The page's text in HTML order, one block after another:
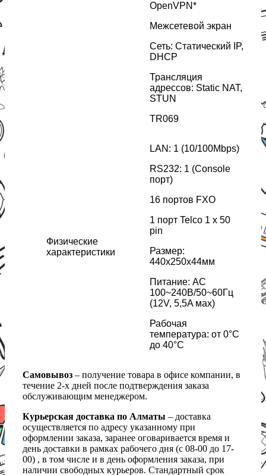
OpenVPN*
Межсетевой экран
Сеть: Статический IP,
DHCP
Трансляция
адресcов: Static NAT,
STUN
TR069
Физические
характеристики
LAN: 1 (10/100Mbps)
RS232: 1 (Console
порт)
16 портов FXO
1 порт Telco 1 x 50
pin
Размер:
440х250x44мм
Питание: AC
100~240В/50~60Гц
(12V, 5,5A мах)
Рабочая
температура: от 0°C
до 40°C
Самовывоз – получение товара в офисе компании, в
течение 2-х дней после подтверждения заказа
обслуживающим менеджером.
Курьерская доставка по Алматы – доставка
осуществляется по адресу указанному при
оформлении заказа, заранее оговаривается время и
день доставки в рамках рабочего дня (с 08-00 до 17-
00) , в том числе и в день оформления заказа, при
наличии свободных курьеров. Стандартный срок